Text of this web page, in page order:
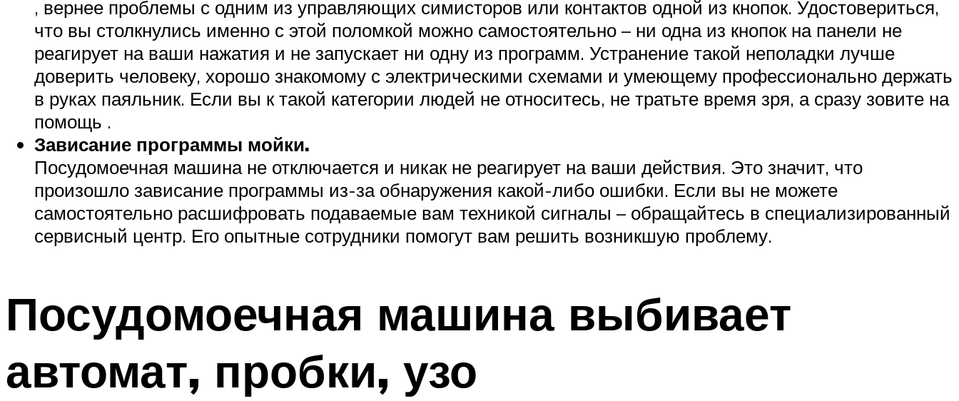
, вернее проблемы с одним из управляющих симисторов или контактов одной из кнопок. Удостовериться,
что вы столкнулись именно с этой поломкой можно самостоятельно – ни одна из кнопок на панели не
реагирует на ваши нажатия и не запускает ни одну из программ. Устранение такой неполадки лучше
доверить человеку, хорошо знакомому с электрическими схемами и умеющему профессионально держать
в руках паяльник. Если вы к такой категории людей не относитесь, не тратьте время зря, а сразу зовите на
помощь .
Зависание программы мойки.
Посудомоечная машина не отключается и никак не реагирует на ваши действия. Это значит, что
произошло зависание программы из-за обнаружения какой-либо ошибки. Если вы не можете
самостоятельно расшифровать подаваемые вам техникой сигналы – обращайтесь в специализированный
сервисный центр. Его опытные сотрудники помогут вам решить возникшую проблему.
Посудомоечная машина выбивает
автомат, пробки, узо